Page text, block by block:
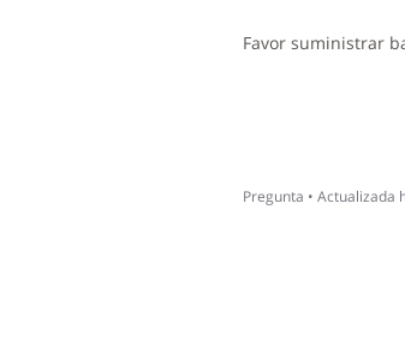
Favor suministrar
Pregunta • Actualizada